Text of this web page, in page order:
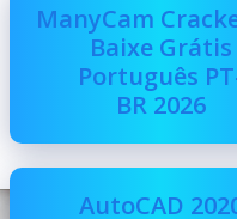
ManyCam
Baixe Grátis
Português
BR 2026
AutoCAD